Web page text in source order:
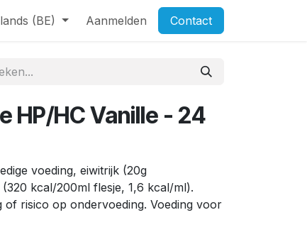
(BE) Aanmelden Contact
HP/HC Vanille - 24
voeding, eiwitrijk (20g
kcal/200ml flesje, 1,6 kcal/ml).
of risico op ondervoeding. Voeding voor